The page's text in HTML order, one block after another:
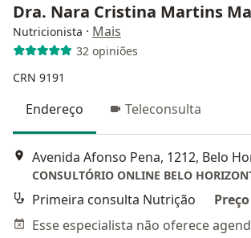
Dra. Nara Cristina Martins
Nutricionista · Mais
32 opiniões
CRN 9191
Endereço Teleconsulta
Avenida Afonso Pena, 1212, Belo
CONSULTÓRIO ONLINE BELO
Primeira consulta Nutrição